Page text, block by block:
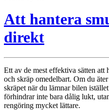
Att hantera
direkt
Ett av de mest effektiva sätten att
och skräp omedelbart. Om du
skräpet när du lämnar bilen
förhindrar inte bara dålig lukt,
rengöring mycket lättare.